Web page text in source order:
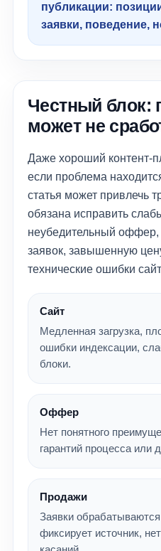
публикации:
заявки, поведение,
Честный блок:
может не
Даже хороший контент-
если проблема
статья может привлечь
обязана исправить
неубедительный оффер,
заявок, завышенную
технические ошибки
Сайт
Медленная загрузка,
ошибки индексации,
блоки.
Оффер
Нет понятного
гарантий процесса или
Продажи
Заявки
фиксирует источник,